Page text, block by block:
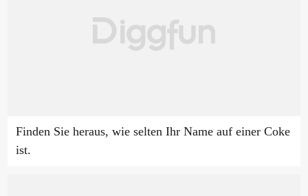
Finden Sie heraus, wie selten Ihr Name auf einer Coke
ist.